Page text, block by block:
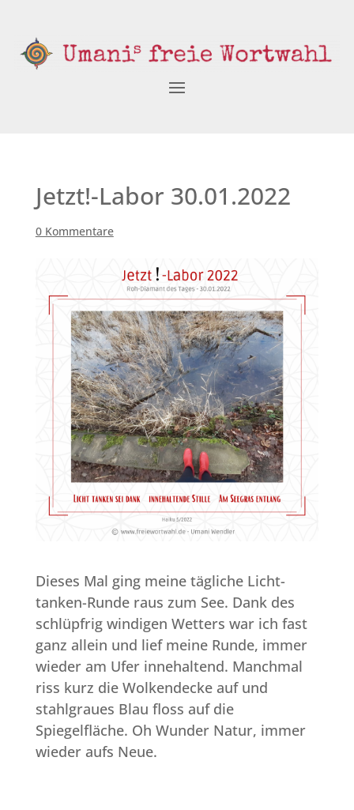
Jetzt!-Labor 30.01.2022
0 Kommentare
Dieses Mal ging meine tägliche Licht-
tanken-Runde raus zum See. Dank des
schlüpfrig windigen Wetters war ich fast
ganz allein und lief meine Runde, immer
wieder am Ufer innehaltend. Manchmal
riss kurz die Wolkendecke auf und
stahlgraues Blau floss auf die
Spiegelfläche. Oh Wunder Natur, immer
wieder aufs Neue.